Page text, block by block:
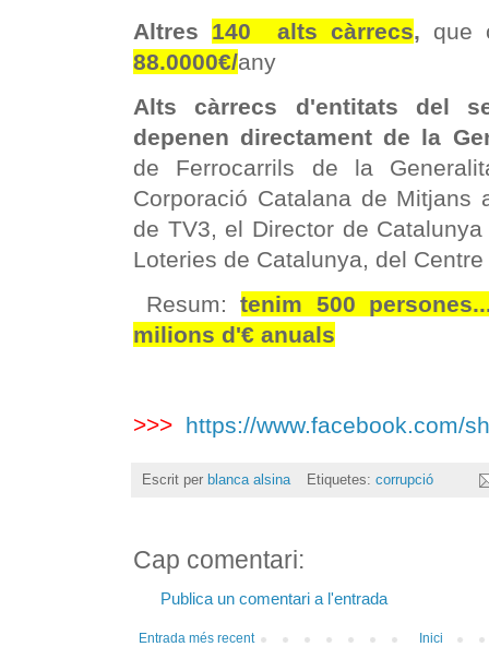
Altres 140 alts càrrecs, que
88.0000€/any
Alts càrrecs d'entitats del
depenen directament de la
de Ferrocarrils de la
Corporació Catalana de Mitjans
de TV3, el Director de
Loteries de Catalunya, del
Resum:tenim 500
milions d'€ anuals
>>> https://www.facebook.com/
Escrit per blanca alsina Etiquetes: corrupció
Cap comentari:
Publica un comentari a l'entrada
Entrada més recent Inici